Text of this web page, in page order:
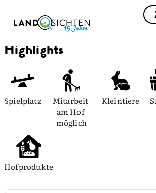
Highlights
Spielplatz
Mitarbeit
am Hof
möglich
Kleintiere
Hofprodukte